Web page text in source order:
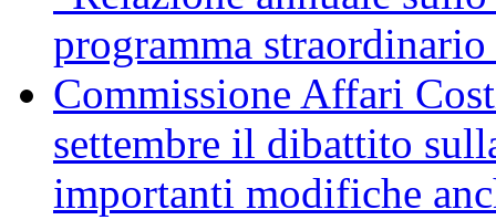
programma
Commissione Affari
settembre il dibattito
importanti modifiche